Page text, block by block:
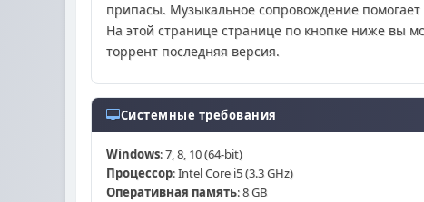
припасы. Музыкальное сопровождение
На этой странице странице по кнопке ниже вы
торрент последняя версия.
Системные требования
Windows: 7, 8, 10 (64-bit)
Процессор: Intel Core i5 (3.3 GHz)
Оперативная память: 8 GB